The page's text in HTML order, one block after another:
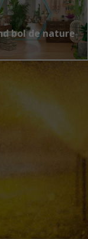
bol de nature